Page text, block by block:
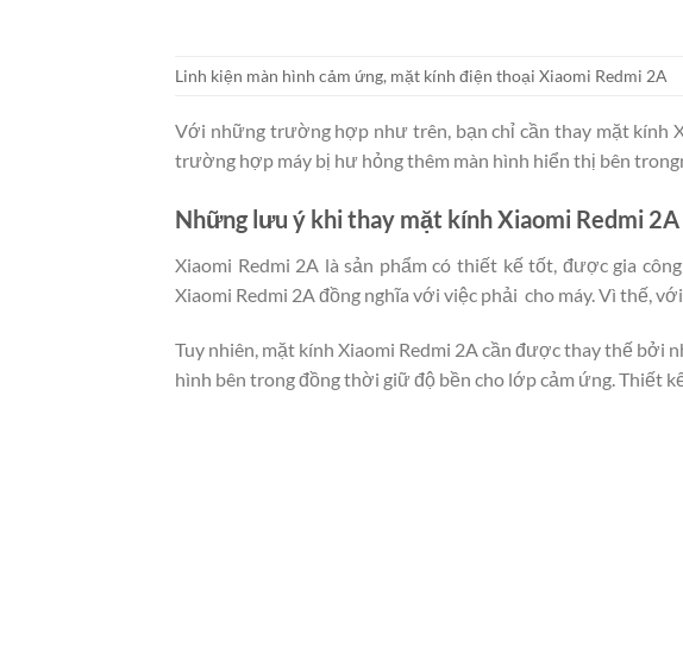
Linh kiện màn hình cảm ứng, mặt kính điện thoại Xiaomi Redmi 2A
Với những trường hợp như trên, bạn chỉ cần thay mặt kính
trường hợp máy bị hư hỏng thêm màn hình hiển thị bên
Những lưu ý khi thay mặt kính Xiaomi Redmi 2A
Xiaomi Redmi 2A là sản phẩm có thiết kế tốt, được gia
Xiaomi Redmi 2A đồng nghĩa với việc phải cho máy. Vì thế,
Tuy nhiên, mặt kính Xiaomi Redmi 2A cần được thay thế
hình bên trong đồng thời giữ độ bền cho lớp cảm ứng. Thiết